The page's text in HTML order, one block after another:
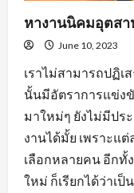
หางานนิคมอุตสา
June 10, 2023
เราไม่สามารถปฏิเ
นั้นมีอัตราการแข่ง
มาใหม่ๆ ยังไม่มีปร
งานได้มั้ย เพราะแ
เลือกหลายคน อีกทั้
ใหม่ ก็เรียกได้ว่าเ